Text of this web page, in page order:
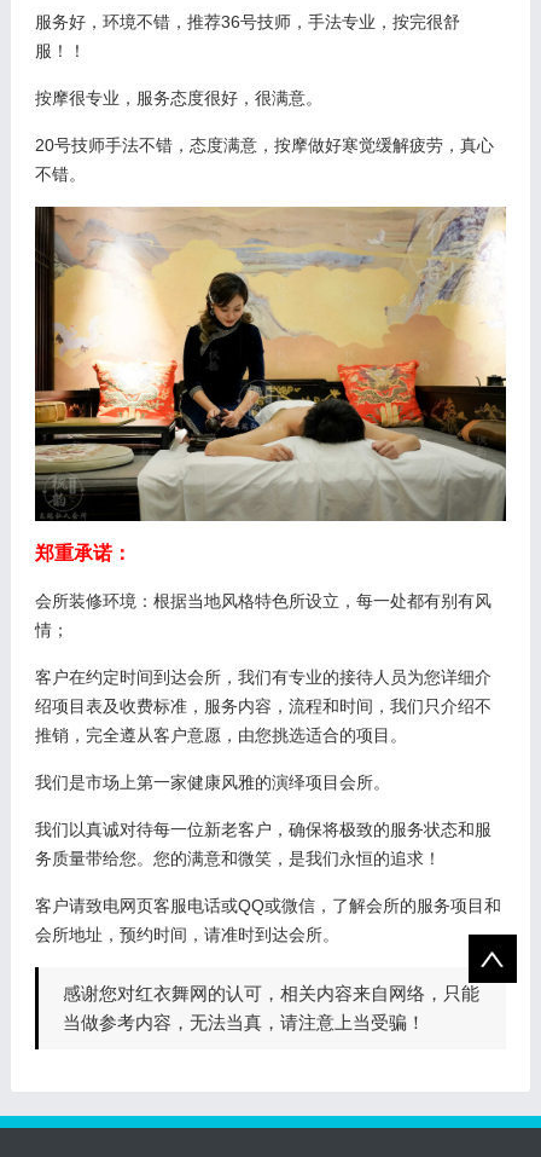
服务好，环境不错，推荐36号技师，手法专业，按完很舒
服！！
按摩很专业，服务态度很好，很满意。
20号技师手法不错，态度满意，按摩做好寒觉缓解疲劳，真心
不错。
郑重承诺：
会所装修环境：根据当地风格特色所设立，每一处都有别有风
情；
客户在约定时间到达会所，我们有专业的接待人员为您详细介
绍项目表及收费标准，服务内容，流程和时间，我们只介绍不
推销，完全遵从客户意愿，由您挑选适合的项目。
我们是市场上第一家健康风雅的演绎项目会所。
我们以真诚对待每一位新老客户，确保将极致的服务状态和服
务质量带给您。您的满意和微笑，是我们永恒的追求！
客户请致电网页客服电话或QQ或微信，了解会所的服务项目和
会所地址，预约时间，请准时到达会所。
感谢您对红衣舞网的认可，相关内容来自网络，只能
当做参考内容，无法当真，请注意上当受骗！